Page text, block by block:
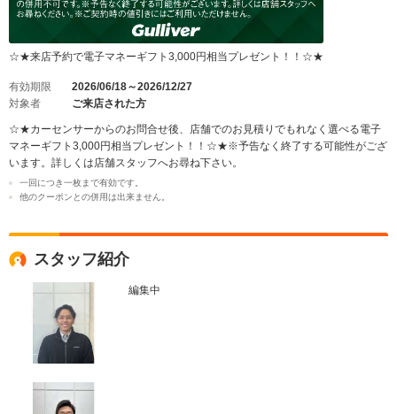
☆★来店予約で電子マネーギフト3,000円相当プレゼント！！☆★
有効期限
2026/06/18～2026/12/27
対象者
ご来店された方
☆★カーセンサーからのお問合せ後、店舗でのお見積りでもれなく選べる電子
マネーギフト3,000円相当プレゼント！！☆★※予告なく終了する可能性がござ
います。詳しくは店舗スタッフへお尋ね下さい。
一回につき一枚まで有効です。
他のクーポンとの併用は出来ません。
スタッフ紹介
編集中